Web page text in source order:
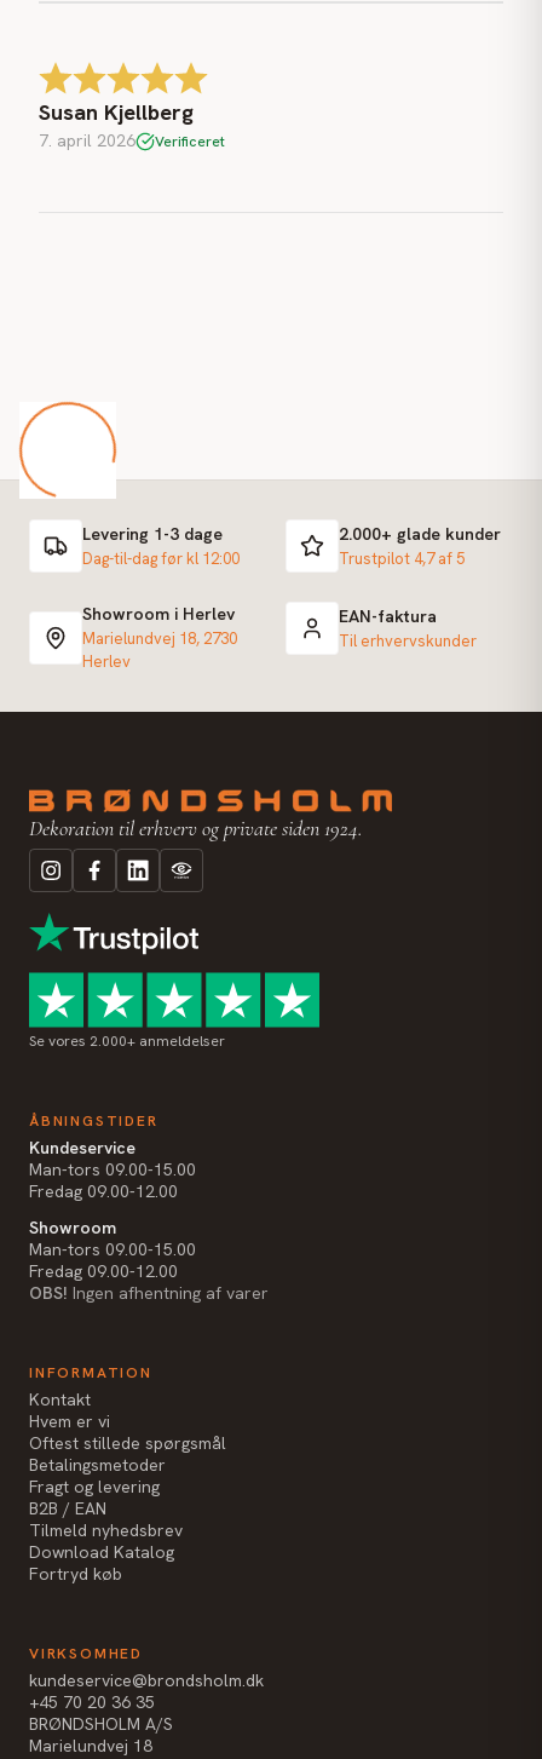
Susan Kjellberg
7. april 2026 Verificeret
Levering 1-3 dage
Dag-til-dag før kl 12:00
2.000+ glade kunder
Trustpilot 4,7 af 5
Showroom i Herlev
Marielundvej 18, 2730
Herlev
EAN-faktura
Til erhvervskunder
Dekoration til erhverv og private siden 1924.
Se vores 2.000+ anmeldelser
ÅBNINGSTIDER
Kundeservice
Man-tors 09.00-15.00
Fredag 09.00-12.00
Showroom
Man-tors 09.00-15.00
Fredag 09.00-12.00
OBS! Ingen afhentning af varer
INFORMATION
Kontakt
Hvem er vi
Oftest stillede spørgsmål
Betalingsmetoder
Fragt og levering
B2B / EAN
Tilmeld nyhedsbrev
Download Katalog
Fortryd køb
VIRKSOMHED
kundeservice@brondsholm.dk
+45 70 20 36 35
BRØNDSHOLM A/S
Marielundvej 18